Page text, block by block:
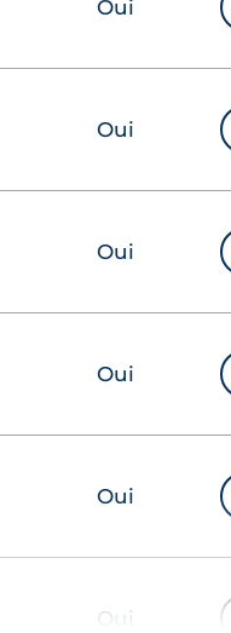
Oui
Oui
Oui
Oui
Oui
Oui